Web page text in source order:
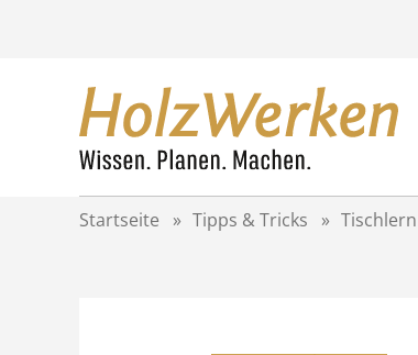
Startseite » Tipps & Tricks » Tischlern